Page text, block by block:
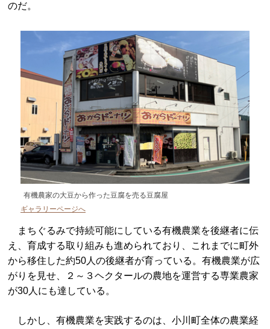
のだ。
有機農家の大豆から作った豆腐を売る豆腐屋
ギャラリーページへ
まちぐるみで持続可能にしている有機農業を後継者に伝
え、育成する取り組みも進められており、これまでに町外
から移住した約50人の後継者が育っている。有機農業が広
がりを見せ、２～３ヘクタールの農地を運営する専業農家
が30人にも達している。
しかし、有機農業を実践するのは、小川町全体の農業経